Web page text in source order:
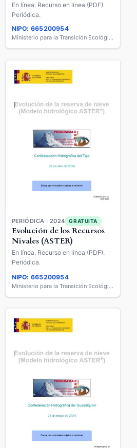
En línea. Recurso en línea (PDF).
Periódica.
NIPO: 665200954
Ministerio para la Transición Ecológica y el Reto Demográfico
PERIÓDICA · 2024 GRATUITA
Evolución de los Recursos
Nivales (ASTER)
En línea. Recurso en línea (PDF).
Periódica.
NIPO: 665200954
Ministerio para la Transición Ecológica y el Reto Demográfico